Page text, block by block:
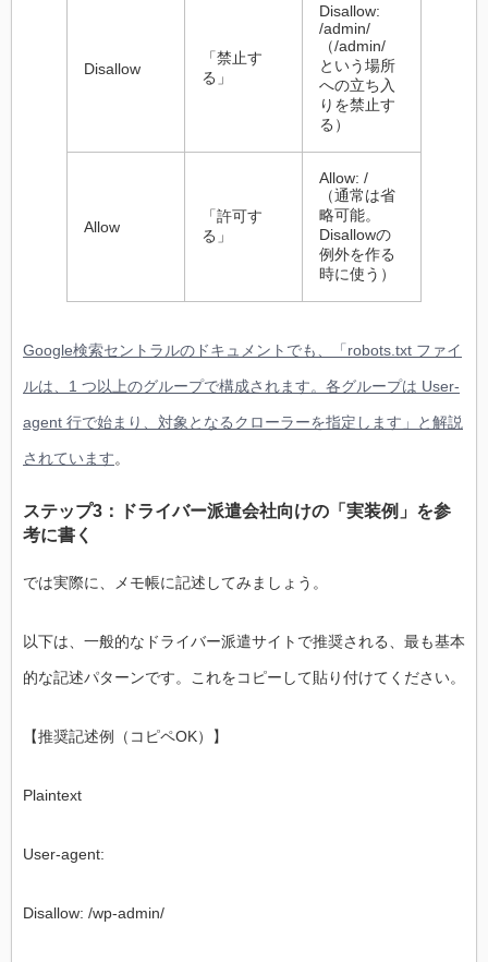
Disallow
「禁止す
る」
Disallow:
/admin/
（/admin/
という場所
への立ち入
りを禁止す
る）
Allow
「許可す
る」
Allow: /
（通常は省
略可能。
Disallowの
例外を作る
時に使う）
Google検索セントラルのドキュメントでも、「robots.txt ファイ
ルは、1 つ以上のグループで構成されます。各グループは User-
agent 行で始まり、対象となるクローラーを指定します」と解説
されています。
ステップ3：ドライバー派遣会社向けの「実装例」を参
考に書く
では実際に、メモ帳に記述してみましょう。
以下は、一般的なドライバー派遣サイトで推奨される、最も基本
的な記述パターンです。これをコピーして貼り付けてください。
【推奨記述例（コピペOK）】
Plaintext
User-agent:
Disallow: /wp-admin/